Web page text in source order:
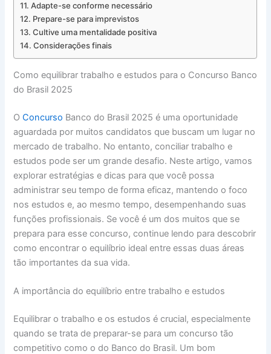
Adapte-se conforme necessário
Prepare-se para imprevistos
Cultive uma mentalidade positiva
Considerações finais
Como equilibrar trabalho e estudos para o Concurso Banco
do Brasil 2025
OConcurso Banco do Brasil 2025 é uma oportunidade
aguardada por muitos candidatos que buscam um lugar no
mercado de trabalho. No entanto, conciliar trabalho e
estudos pode ser um grande desafio. Neste artigo, vamos
explorar estratégias e dicas para que você possa
administrar seu tempo de forma eficaz, mantendo o foco
nos estudos e, ao mesmo tempo, desempenhando suas
funções profissionais. Se você é um dos muitos que se
prepara para esse concurso, continue lendo para descobrir
como encontrar o equilíbrio ideal entre essas duas áreas
tão importantes da sua vida.
A importância do equilíbrio entre trabalho e estudos
Equilibrar o trabalho e os estudos é crucial, especialmente
quando se trata de preparar-se para um concurso tão
competitivo como o do Banco do Brasil. Um bom